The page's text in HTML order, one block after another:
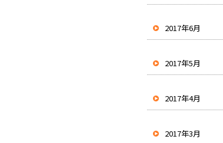
2017年6月
2017年5月
2017年4月
2017年3月